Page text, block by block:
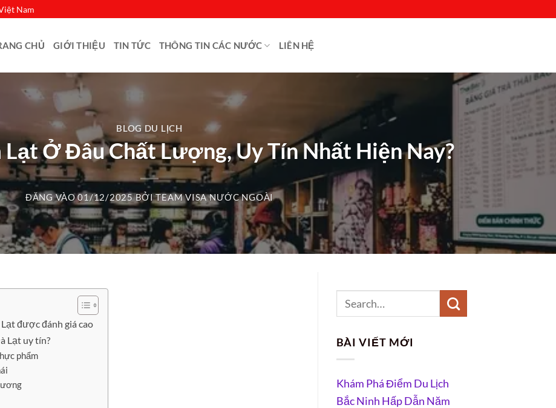
Nam
CHỦ GIỚI THIỆU TIN TỨC THÔNG TIN CÁC NƯỚC LIÊN HỆ
BLOG DU LỊCH
Ở Đâu Chất Lượng, Uy Tín Nhất Hiện Nay?
ĐĂNG VÀO01/12/2025 BỞITEAM VISA NƯỚC NGOÀI
được đánh giá cao
Lạt uy tín?
phẩm
BÀI VIẾT MỚI
Khám Phá Điểm Du Lịch
Bắc Ninh Hấp Dẫn Năm